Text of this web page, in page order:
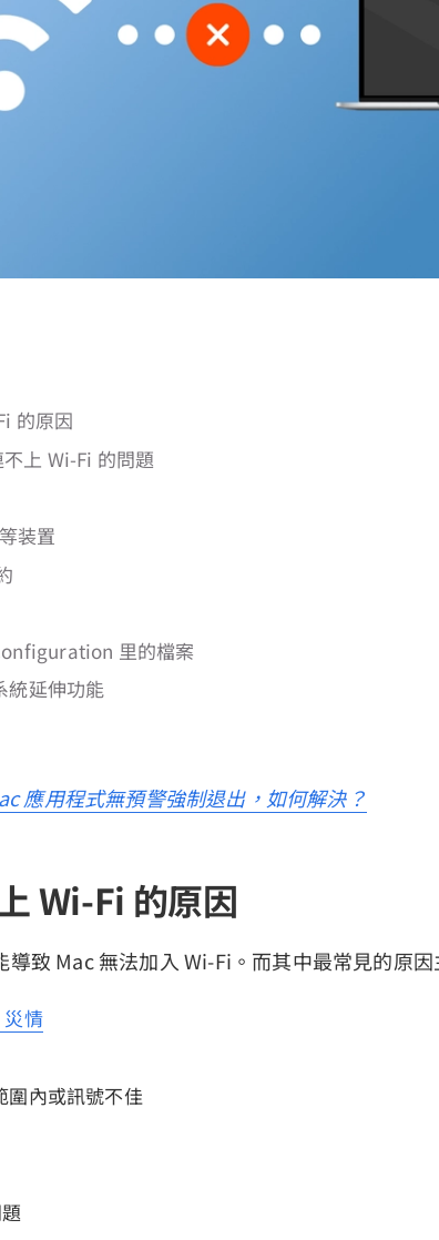
的原因
上 Wi-Fi 的問題
装置
里的檔案
統延伸功能
應用程式無預警強制退出，如何解決？
Wi-Fi 的原因
致 Mac 無法加入 Wi-Fi。而其中最常見的原因
情
圍內或訊號不佳